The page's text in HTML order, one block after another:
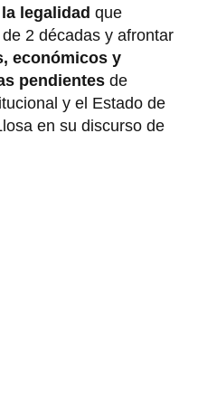
legalidad que
2 décadas y afrontar
económicos y
pendientes de
y el Estado de
en su discurso de